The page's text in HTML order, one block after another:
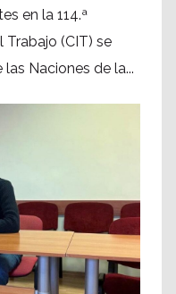
en la 114.ª
Trabajo (CIT) se
Naciones de la...